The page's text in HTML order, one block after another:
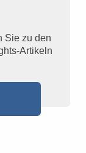
Sie zu den
Artikeln